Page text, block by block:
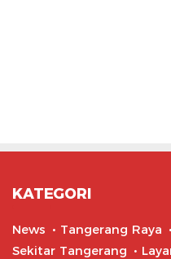
KATEGORI
News Tangerang Raya
Sekitar Tangerang